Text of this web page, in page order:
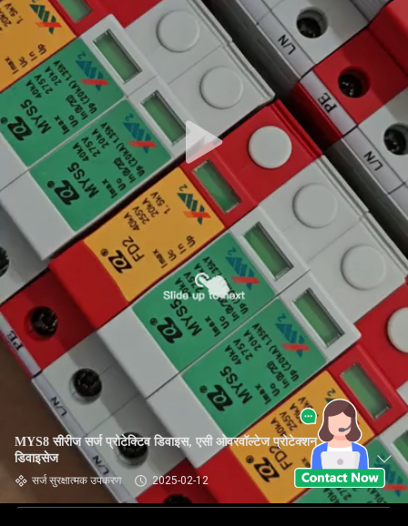
MYS8 सीरीज सर्ज प्रोटेक्टिव डिवाइस, एसी ओवरवॉल्टेज प्रोटेक्शन
डिवाइसेज
सर्ज सुरक्षात्मक उपकरण 2025-02-12